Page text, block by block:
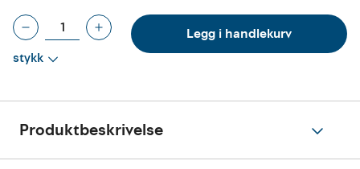
stykk
Legg i handlekurv
Produktbeskrivelse